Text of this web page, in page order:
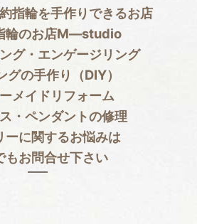
指輪を手作りできるお店
輪のお店Ⅿ―studio
グ・エンゲージリング
グの手作り（DIY）
メイドリフォーム
・ペンダントの修理
ーに関するお悩みは
もお問合せ下さい